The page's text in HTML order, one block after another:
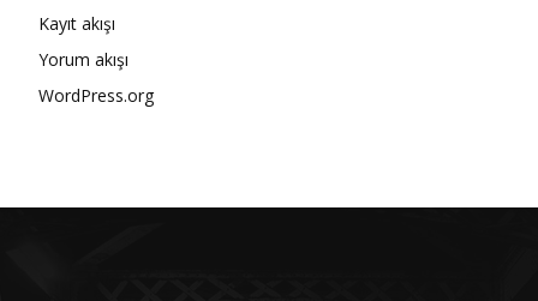
Kayıt akışı
Yorum akışı
WordPress.org